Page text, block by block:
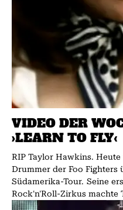
VIDEO DER
›LEARN TO FLY‹
RIP Taylor Hawkins.
Drummer der Foo Fighters
Südamerika-Tour. Seine ersten erfolgreichen Schritt im
Rock'n'Roll-Zirkus machte